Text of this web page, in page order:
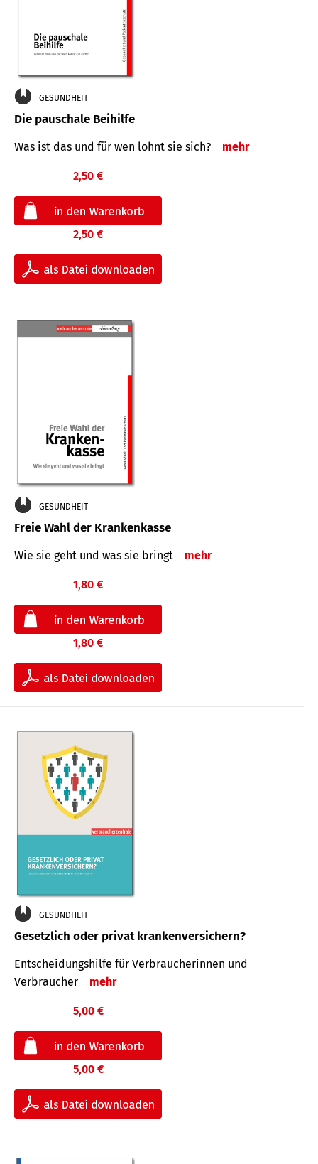
GESUNDHEIT
Die pauschale Beihilfe
Was ist das und für wen lohnt sie sich? mehr
2,50 €
2,50 €
GESUNDHEIT
Freie Wahl der Krankenkasse
Wie sie geht und was sie bringt mehr
1,80 €
1,80 €
GESUNDHEIT
Gesetzlich oder privat krankenversichern?
Entscheidungshilfe für Verbraucherinnen und
Verbraucher
mehr
5,00 €
5,00 €